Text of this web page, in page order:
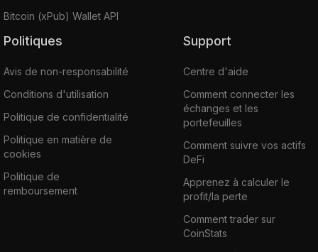
Bitcoin (xPub) Wallet API
Politiques
Avis de non-responsabilité
Conditions d'utilisation
Politique de confidentialité
Politique en matière de
cookies
Politique de
remboursement
Support
Centre d'aide
Comment connecter les
échanges et les
portefeuilles
Comment suivre vos actifs
DeFi
Apprenez à calculer le
profit/la perte
Comment trader sur
CoinStats